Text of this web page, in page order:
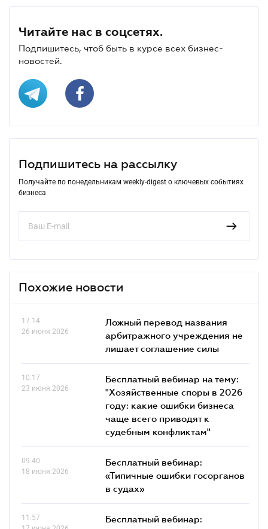
Читайте нас в соцсетях.
Подпишитесь, чтоб быть в курсе всех бизнес-
новостей.
Подпишитесь на рассылку
Получайте по понедельникам weekly-digest о ключевых событиях
бизнеса
Похожие новости
17.14
26 июня 2026
Ложный перевод названия
арбитражного учреждения не
лишает соглашение силы
10.17
23 июня 2026
Бесплатный вебинар на тему:
"Хозяйственные споры в 2026
году: какие ошибки бизнеса
чаще всего приводят к
судебным конфликтам"
09.40
18 июня 2026
Бесплатный вебинар:
«Типичные ошибки госорганов
в судах»
11.57
Бесплатный вебинар: